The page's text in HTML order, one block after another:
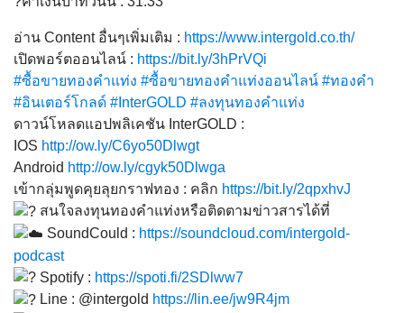
อ่าน Content อื่นๆเพิ่มเติม : https://www.intergold.co.th/
เปิดพอร์ตออนไลน์ : https://bit.ly/3hPrVQi
#ซื้อขายทองคำแท่ง #ซื้อขายทองคำแท่งออนไลน์ #ทองคำ
#อินเตอร์โกลด์ #InterGOLD #ลงทุนทองคำแท่ง
ดาวน์โหลดแอปพลิเคชัน InterGOLD :
IOS http://ow.ly/C6yo50Dlwgt
Android http://ow.ly/cgyk50Dlwga
เข้ากลุ่มพูดคุยลุยกราฟทอง : คลิก https://bit.ly/2qpxhvJ
สนใจลงทุนทองคำแท่งหรือติดตามข่าวสารได้ที่
SoundCould : https://soundcloud.com/intergold-
podcast
Spotify : https://spoti.fi/2SDlww7
Line : @intergold https://lin.ee/jw9R4jm